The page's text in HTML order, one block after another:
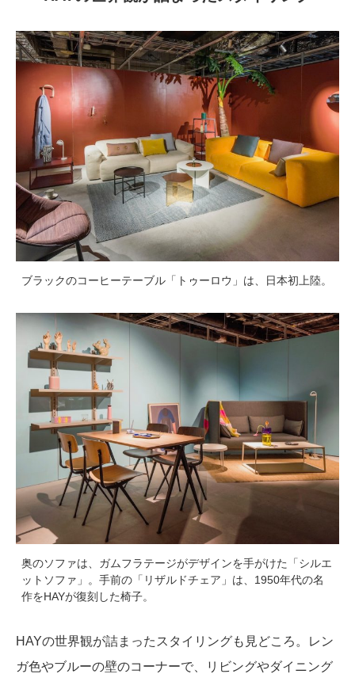
ブラックのコーヒーテーブル「トゥーロウ」は、日本初上陸。
奥のソファは、ガムフラテージがデザインを手がけた「シルエ
ットソファ」。手前の「リザルドチェア」は、1950年代の名
作をHAYが復刻した椅子。
HAYの世界観が詰まったスタイリングも見どころ。レン
ガ色やブルーの壁のコーナーで、リビングやダイニング